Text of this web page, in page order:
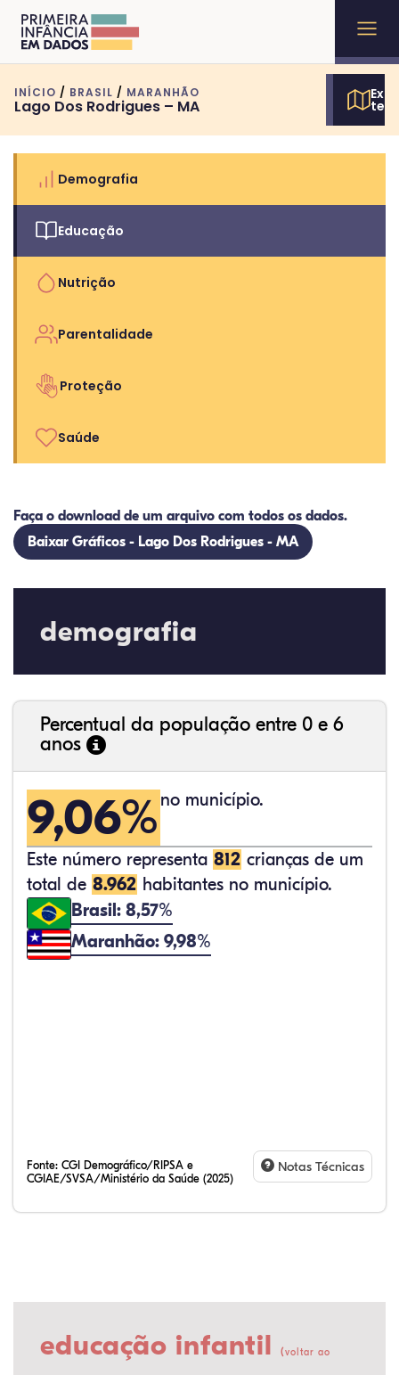
INÍCIO / BRASIL / MARANHÃO
Lago Dos Rodrigues – MA
Demografia
Educação
Nutrição
Parentalidade
Proteção
Saúde
Faça o download de um arquivo com todos os dados.
Baixar Gráficos - Lago Dos Rodrigues - MA
demografia
Percentual da população entre 0 e 6
anos
9,06% no município.
Este número representa 812 crianças de um
total de 8.962 habitantes no município.
Brasil: 8,57%
Maranhão: 9,98%
Fonte: CGI Demográfico/RIPSA e
CGIAE/SVSA/Ministério da Saúde (2025)
Notas Técnicas
educação infantil (voltar ao